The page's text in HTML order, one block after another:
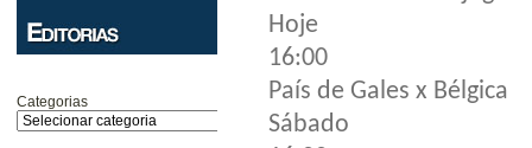
Categorias
Hoje
16:00
País de Gales x Bélgica
Sábado